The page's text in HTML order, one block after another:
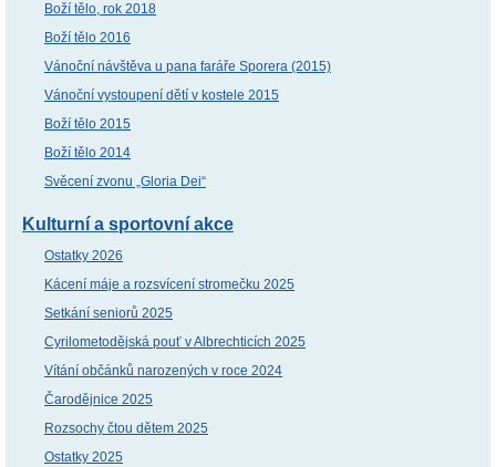
Boží tělo, rok 2018
Boží tělo 2016
Vánoční návštěva u pana faráře Sporera (2015)
Vánoční vystoupení dětí v kostele 2015
Boží tělo 2015
Boží tělo 2014
Svěcení zvonu „Gloria Dei“
Kulturní a sportovní akce
Ostatky 2026
Kácení máje a rozsvícení stromečku 2025
Setkání seniorů 2025
Cyrilometodějská pouť v Albrechticích 2025
Vítání občánků narozených v roce 2024
Čarodějnice 2025
Rozsochy čtou dětem 2025
Ostatky 2025